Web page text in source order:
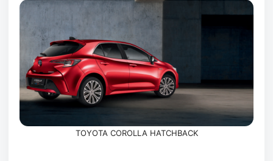
TOYOTA COROLLA HATCHBACK